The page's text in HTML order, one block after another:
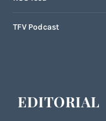
TFV Podcast
EDITORIAL